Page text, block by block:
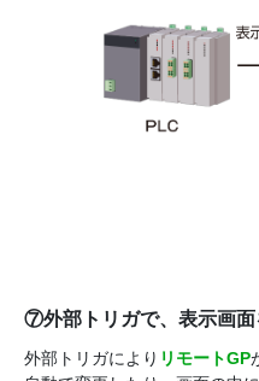
⑦外部トリガで、表示画面
外部トリガにより リモートGP